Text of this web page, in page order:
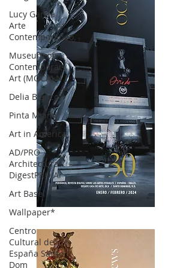
Lucy García |
Arte
Contemporáneo.
Museum of
Contemporary
Art (MOCA) N
Delia Blanco
Pinta Miami
Art in America
AD/PRO
Architectural
DigestPRO Ar
Art Basel
Wallpaper*
Centro
Cultural de
España Santo
Dom
OCA|News 30 /Enero-Febrero / 2024